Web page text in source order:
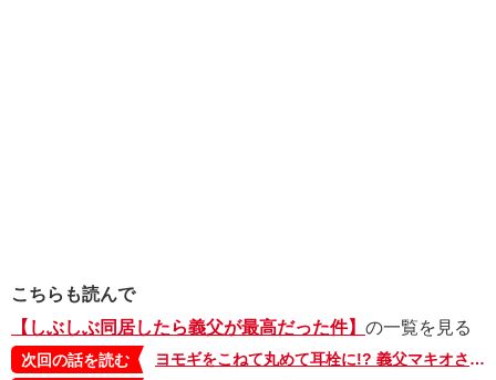
こちらも読んで
【しぶしぶ同居したら義父が最高だった件】 の一覧を見る
次回の話を読む
ヨモギをこねて丸めて耳栓に!? 義父マキオさんの子ども時代の川遊び【しぶしぶ同居したら義父が最高だった件・26】